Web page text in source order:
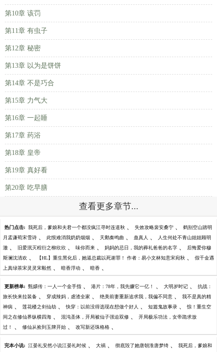
第10章 该罚
第11章 有虫子
第12章 秘密
第13章 以为是饼饼
第14章 不是巧合
第15章 力气大
第16章 一起睡
第17章 药浴
第18章 皇帝
第19章 真好看
第20章 吃早膳
查看更多章节...
热门点击: 我死后，爹娘和夫君一个都没疯江寻时连道秋 、 失效攻略裴安桑宁 、 鹤别空山踏明
月孟谦荀宋雪诗 、 此恨难消我奶奶烟烟 、 天鹅奏鸣曲 、 蛊真人 、 人生何处不青山姐姐顾明
澈 、 旧爱泯灭程衍之柳欣欣 、 味你而来 、 妈妈的忌日，我的葬礼爸爸的名字 、 后悔爱你穆
斯澜沈清欢 、 【HL】重生黑化后，她逼总裁以死谢罪！ 作者：易小文林知意宋宛秋 、 假千金遇
上真绿茶宋灵灵宋毅然 、 暗香浮动 、 暗香 、
更新榜单: 甄嬛传：一人一个金手指 、 港片：78年，我先赚它一亿！ 、 大明岁时记 、 抗战：
旅长快来拉装备 、 穿成辣妈，虐渣全家 、 绝美前妻重新追求我，我偏不同意 、 我不是真的精
神病 、 莲花楼之剑仙劫 、 快穿：以前没得选现在想做个好人 、 短篇鬼故事录 、 惊！重生空
间之在修仙界纵横四海 、 混沌圣体，开局被仙子强迫双修 、 开局极乐功法，女帝跪求放
过！ 、 修仙从捡到玉牌开始 、 改写新还珠格格 、
完本小说: 江晏礼安然小说江晏礼时候 、 大祸 、 彻底毁了她唐朝淮唐梦绮 、 我死后，爹娘和